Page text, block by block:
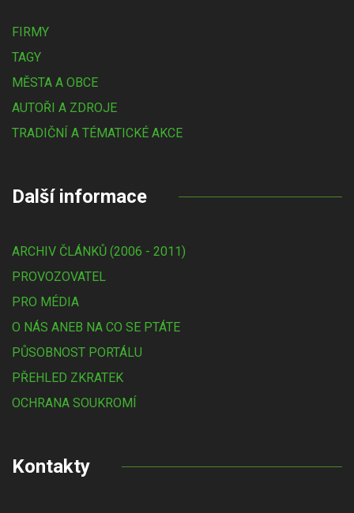
FIRMY
TAGY
MĚSTA A OBCE
AUTOŘI A ZDROJE
TRADIČNÍ A TÉMATICKÉ AKCE
Další informace
ARCHIV ČLÁNKŮ (2006 - 2011)
PROVOZOVATEL
PRO MÉDIA
O NÁS ANEB NA CO SE PTÁTE
PŮSOBNOST PORTÁLU
PŘEHLED ZKRATEK
OCHRANA SOUKROMÍ
Kontakty